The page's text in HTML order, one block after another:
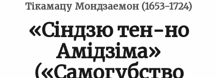
Тікамацу Мондзаемон (1653-1724)
«Сіндзю тен-но
Амідзіма»
(«Самогубство